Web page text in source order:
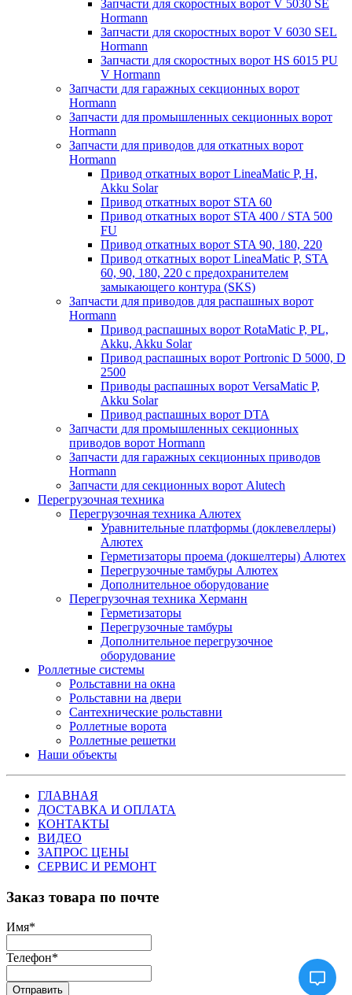
Запчасти для скоростных ворот V 5030 SE
Hormann
Запчасти для скоростных ворот V 6030 SEL
Hormann
Запчасти для скоростных ворот HS 6015 PU
V Hormann
Запчасти для гаражных секционных ворот
Hormann
Запчасти для промышленных секционных ворот
Hormann
Запчасти для приводов для откатных ворот
Hormann
Привод откатных ворот LineaMatic P, H,
Akku Solar
Привод откатных ворот STA 60
Привод откатных ворот STA 400 / STA 500
FU
Привод откатных ворот STA 90, 180, 220
Привод откатных ворот LineaMatic P, STA
60, 90, 180, 220 с предохранителем
замыкающего контура (SKS)
Запчасти для приводов для распашных ворот
Hormann
Привод распашных ворот RotaMatic P, PL,
Akku, Akku Solar
Привод распашных ворот Portronic D 5000, D
2500
Приводы распашных ворот VersaMatic P,
Akku Solar
Привод распашных ворот DTA
Запчасти для промышленных секционных
приводов ворот Hormann
Запчасти для гаражных секционных приводов
Hormann
Запчасти для секционных ворот Alutech
Перегрузочная техника
Перегрузочная техника Алютех
Уравнительные платформы (доклевеллеры)
Алютех
Герметизаторы проема (докшелтеры) Алютех
Перегрузочные тамбуры Алютех
Дополнительное оборудование
Перегрузочная техника Херманн
Герметизаторы
Перегрузочные тамбуры
Дополнительное перегрузочное
оборудование
Роллетные системы
Рольставни на окна
Рольставни на двери
Сантехнические рольставни
Роллетные ворота
Роллетные решетки
Наши объекты
ГЛАВНАЯ
ДОСТАВКА И ОПЛАТА
КОНТАКТЫ
ВИДЕО
ЗАПРОС ЦЕНЫ
СЕРВИС И РЕМОНТ
Заказ товара по почте
Имя*
Телефон*
Отправить